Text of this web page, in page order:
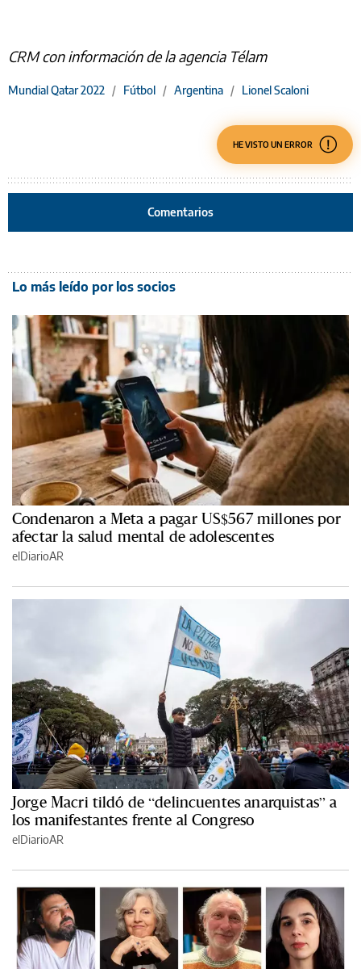
CRM con información de la agencia Télam
Mundial Qatar 2022 / Fútbol / Argentina / Lionel Scaloni
HE VISTO UN ERROR
Comentarios
Lo más leído por los socios
Condenaron a Meta a pagar US$567 millones por
afectar la salud mental de adolescentes
elDiarioAR
Jorge Macri tildó de “delincuentes anarquistas” a
los manifestantes frente al Congreso
elDiarioAR